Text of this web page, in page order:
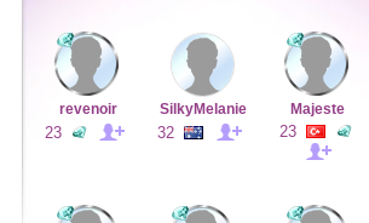
revenoir
23
SilkyMelanie
32
Majeste
23